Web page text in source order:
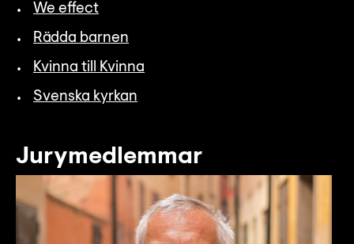
We effect
Rädda barnen
Kvinna till Kvinna
Svenska kyrkan
Jurymedlemmar